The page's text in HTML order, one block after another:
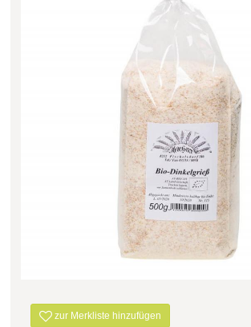
Kuglbauer - Familie Bischof
La Toscana Anita Wolf e.U. Detail
Söllradls Naturkostladen Detail
Detail
Weinkellerei Stift
Detail
Detail
KATEGORIE
zur Merkliste hinzufügen